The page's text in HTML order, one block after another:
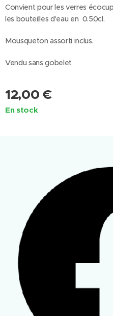
Convient pour les verres
les bouteilles d'eau en 0.50cl.
Mousqueton assorti inclus.
Vendu sans gobelet
12,00 €
En stock